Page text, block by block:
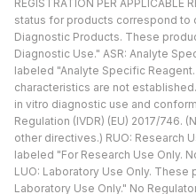
REGISTRATION PER
status for products correspond to
Diagnostic Products. These
Diagnostic Use." ASR: Analyte
labeled "Analyte Specific
characteristics are not
in vitro diagnostic use and
Regulation (IVDR) (EU) 2017/746.
other directives.) RUO: Research
labeled "For Research Use Only.
LUO: Laboratory Use Only.
Laboratory Use Only." No